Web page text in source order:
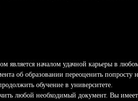
является началом удачной карьеры в
об образовании переоценить
обучение в университете.
любой необходимый документ. Вы